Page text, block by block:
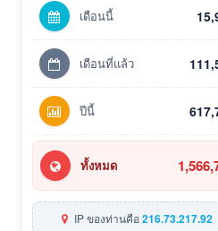
เดือนนี้
เดือนที่แล้ว
ปีนี้
ทั้งหมด
IP ของท่านคือ216.73.217.92